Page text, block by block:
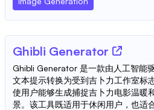
Ghibli Generator
Ghibli Generator 是一款由人工智能
文本提示转换为受到吉卜力工作室标
使用户能够生成捕捉吉卜力电影温暖
景。该工具既适用于休闲用户，也适